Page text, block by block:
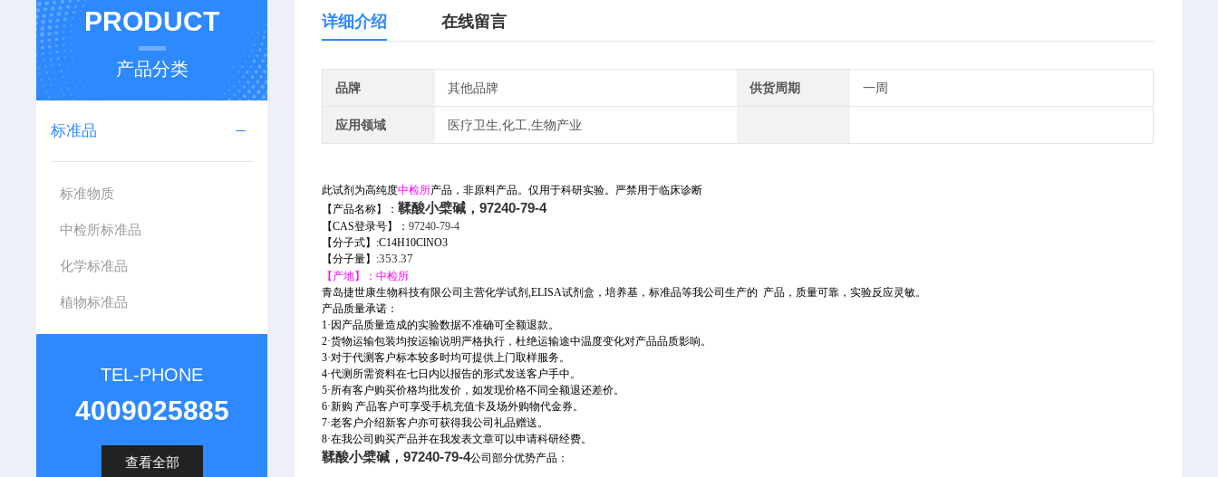
详细介绍 在线留言
品牌 其他品牌 供货周期 一周
应用领域 医疗卫生,化工,生物产业
此试剂为高纯度中检所产品 ，非原料产品。仅用于科研实验。严禁用于临床诊断
【产品名称】：鞣酸小檗碱，97240-79-4
【CAS登录号】：97240-79-4
【分子式】:C14H10ClNO3
【分子量】:353.37
【产地】：中检所
青岛捷世康生物科技有限公司主营化学试剂,ELISA试剂盒，培养基，标准品等我公司生产的 产品，质量可靠，实验反应灵敏。
产品质量承诺：
1·因产品质量造成的实验数据不准确可全额退款。
2·货物运输包装均按运输说明严格执行，杜绝运输途中温度变化对产品品质影响。
3·对于代测客户标本较多时均可提供上门取样服务。
4·代测所需资料在七日内以报告的形式发送客户手中。
5·所有客户购买价格均批发价，如发现价格不同全额退还差价。
6·新购 产品客户可享受手机充值卡及场外购物代金券。
7·老客户介绍新客户亦可获得我公司礼品赠送。
8·在我公司购买产品并在我发表文章可以申请科研经费。
鞣酸小檗碱，97240-79-4公司部分优势产品：
PRODUCT
产品分类
标准品
标准物质
中检所标准品
化学标准品
植物标准品
TEL-PHONE
4009025885
查看全部